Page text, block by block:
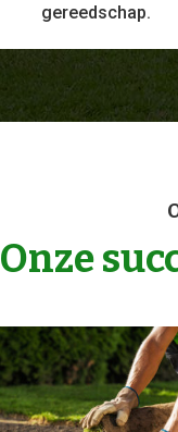
gereedschap.
Onze